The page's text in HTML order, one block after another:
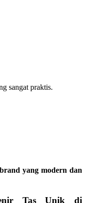
sangat praktis.
yang modern dan
Tas Unik di